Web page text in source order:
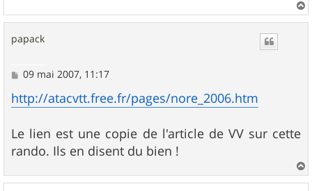
a
papack
M
s
s
g
e
09 mai 2007, 11:17
http://atacvtt.free.fr/pages/nore_2006.htm
Le lien est une copie de l'article de VV sur cette
rando. Ils en disent du bien !
a